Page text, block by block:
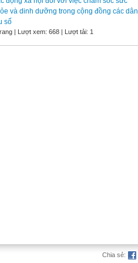
và dinh dưỡng trong cộng đồng các dân
số
| Lượt xem: 668 | Lượt tải: 1
Chia sẻ: